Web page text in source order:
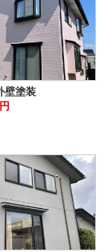
塗装